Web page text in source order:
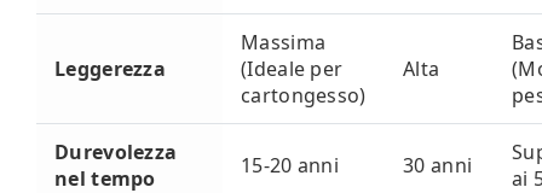
Leggerezza
Massima
(Ideale per
cartongesso)
Alta
Durevolezza
nel tempo
15-20 anni 30 anni
ai